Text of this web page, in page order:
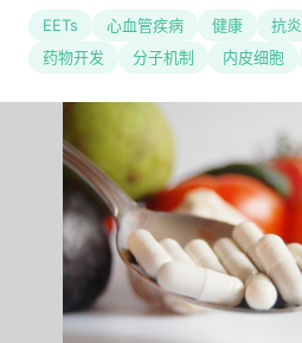
EETs 心血管疾病 健康 抗炎
药物开发
分子机制 内皮细胞